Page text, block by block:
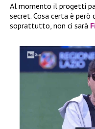
Al momento il progetti
secret. Cosa certa è però
soprattutto, non ci sarà